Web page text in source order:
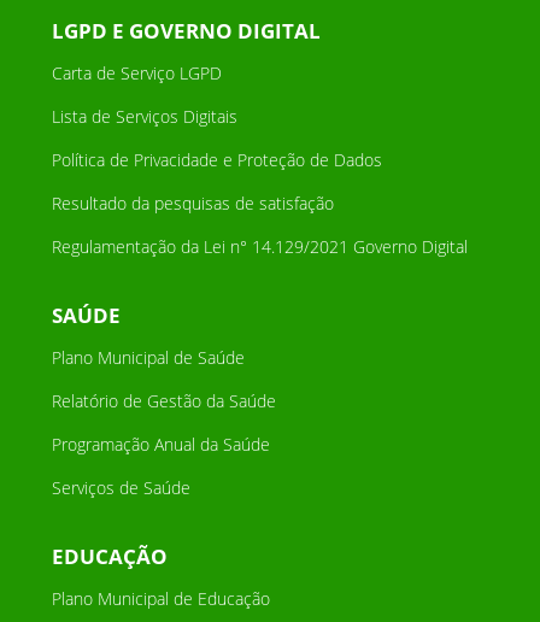
LGPD E GOVERNO DIGITAL
Carta de Serviço LGPD
Lista de Serviços Digitais
Política de Privacidade e Proteção de Dados
Resultado da pesquisas de satisfação
Regulamentação da Lei n° 14.129/2021 Governo Digital
SAÚDE
Plano Municipal de Saúde
Relatório de Gestão da Saúde
Programação Anual da Saúde
Serviços de Saúde
EDUCAÇÃO
Plano Municipal de Educação